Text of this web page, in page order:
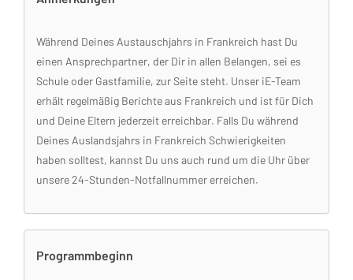
Während Deines Austauschjahrs in Frankreich hast Du
einen Ansprechpartner, der Dir in allen Belangen, sei es
Schule oder Gastfamilie, zur Seite steht. Unser iE-Team
erhält regelmäßig Berichte aus Frankreich und ist für Dich
und Deine Eltern jederzeit erreichbar. Falls Du während
Deines Auslandsjahrs in Frankreich Schwierigkeiten
haben solltest, kannst Du uns auch rund um die Uhr über
unsere 24-Stunden-Notfallnummer erreichen.
Programmbeginn